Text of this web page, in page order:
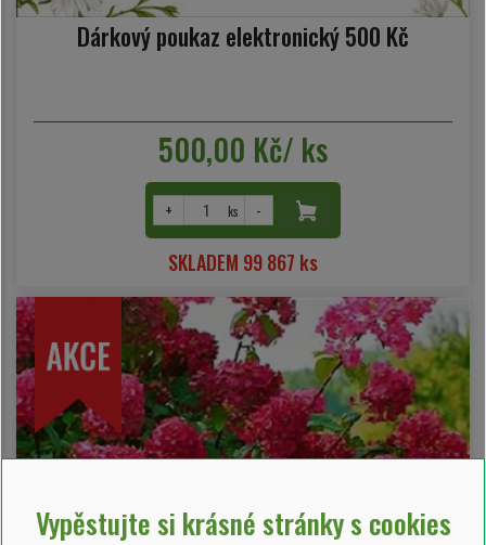
Dárkový poukaz elektronický 500 Kč
500,00 Kč/ ks
+ ks -
SKLADEM 99 867 ks
Vypěstujte si krásné stránky s cookies